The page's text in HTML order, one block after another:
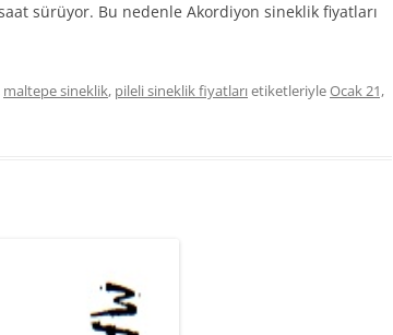
sürüyor. Bu nedenle Akordiyon sineklik fiyatları
maltepe sineklik, pileli sineklik fiyatlarıetiketleriyleOcak 21,